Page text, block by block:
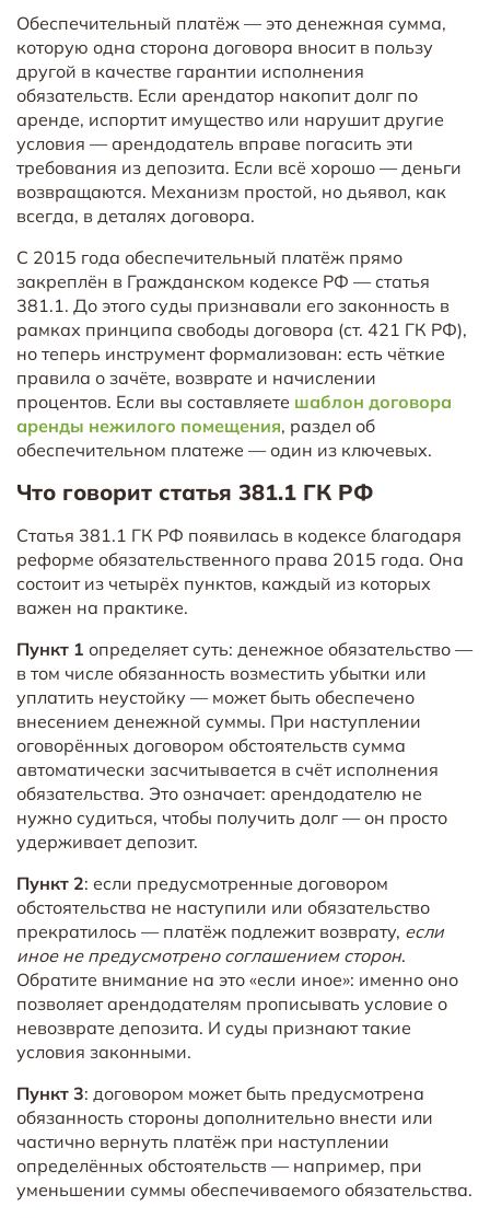
Обеспечительный платёж — это денежная сумма,
которую одна сторона договора вносит в пользу
другой в качестве гарантии исполнения
обязательств. Если арендатор накопит долг по
аренде, испортит имущество или нарушит другие
условия — арендодатель вправе погасить эти
требования из депозита. Если всё хорошо — деньги
возвращаются. Механизм простой, но дьявол, как
всегда, в деталях договора.
С 2015 года обеспечительный платёж прямо
закреплён в Гражданском кодексе РФ — статья
381.1. До этого суды признавали его законность в
рамках принципа свободы договора (ст. 421 ГК РФ),
но теперь инструмент формализован: есть чёткие
правила о зачёте, возврате и начислении
процентов. Если вы составляете шаблон договора
аренды нежилого помещения, раздел об
обеспечительном платеже — один из ключевых.
Что говорит статья 381.1 ГК РФ
Статья 381.1 ГК РФ появилась в кодексе благодаря
реформе обязательственного права 2015 года. Она
состоит из четырёх пунктов, каждый из которых
важен на практике.
Пункт 1 определяет суть: денежное обязательство —
в том числе обязанность возместить убытки или
уплатить неустойку — может быть обеспечено
внесением денежной суммы. При наступлении
оговорённых договором обстоятельств сумма
автоматически засчитывается в счёт исполнения
обязательства. Это означает: арендодателю не
нужно судиться, чтобы получить долг — он просто
удерживает депозит.
Пункт 2: если предусмотренные договором
обстоятельства не наступили или обязательство
прекратилось — платёж подлежит возврату, если
иное не предусмотрено соглашением сторон.
Обратите внимание на это «если иное»: именно оно
позволяет арендодателям прописывать условие о
невозврате депозита. И суды признают такие
условия законными.
Пункт 3: договором может быть предусмотрена
обязанность стороны дополнительно внести или
частично вернуть платёж при наступлении
определённых обстоятельств — например, при
уменьшении суммы обеспечиваемого обязательства.